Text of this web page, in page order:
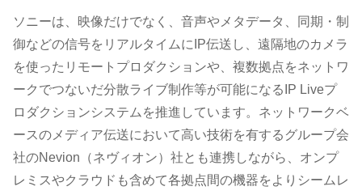
ソニーは、映像だけでなく、音声やメタデータ、同期・制
御などの信号をリアルタイムにIP伝送し、遠隔地のカメラ
を使ったリモートプロダクションや、複数拠点をネットワ
ークでつないだ分散ライブ制作等が可能になるIP Liveプ
ロダクションシステムを推進しています。ネットワークベ
ースのメディア伝送において高い技術を有するグループ会
社のNevion（ネヴィオン）社とも連携しながら、オンプ
レミスやクラウドも含めて各拠点間の機器をよりシームレ